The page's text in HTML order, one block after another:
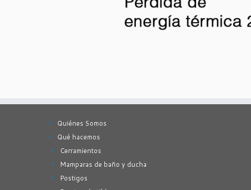
Quiénes Somos
Qué hacemos
Cerramientos
Mamparas de baño y ducha
Postigos